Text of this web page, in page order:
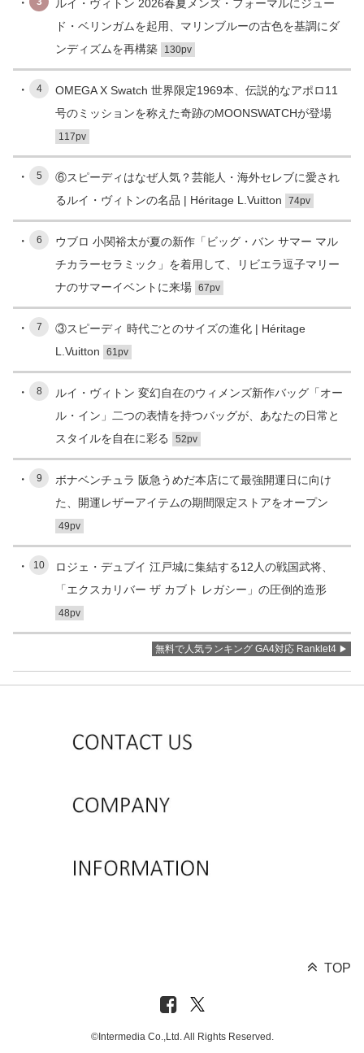
ルイ・ヴィトン 2026春夏メンズ・フォーマルにジュー
ド・ベリンガムを起用、マリンブルーの古色を基調にダ
ンディズムを再構築
130pv
4
OMEGA X Swatch 世界限定1969本、伝説的なアポロ11
号のミッションを称えた奇跡のMOONSWATCHが登場
117pv
5
⑥スピーディはなぜ人気？芸能人・海外セレブに愛され
るルイ・ヴィトンの名品 | Héritage L.Vuitton
74pv
6
ウブロ 小関裕太が夏の新作「ビッグ・バン サマー マル
チカラーセラミック」を着用して、リビエラ逗子マリー
ナのサマーイベントに来場 67pv
7
③スピーディ 時代ごとのサイズの進化 | Héritage
L.Vuitton
61pv
8
ルイ・ヴィトン 変幻自在のウィメンズ新作バッグ「オー
ル・イン」二つの表情を持つバッグが、あなたの日常と
スタイルを自在に彩る
52pv
9
ボナベンチュラ 阪急うめだ本店にて最強開運日に向け
た、開運レザーアイテムの期間限定ストアをオープン
49pv
10
ロジェ・デュブイ 江戸城に集結する12人の戦国武将、
「エクスカリバー ザ カブト レガシー」の圧倒的造形
48pv
無料で人気ランキング GA4対応 Ranklet4
TOP
©Intermedia Co.,Ltd. All Rights Reserved.